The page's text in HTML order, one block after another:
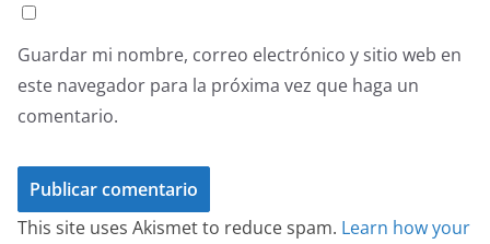
Guardar mi nombre, correo electrónico y sitio web en
este navegador para la próxima vez que haga un
comentario.
This site uses Akismet to reduce spam. Learn how your